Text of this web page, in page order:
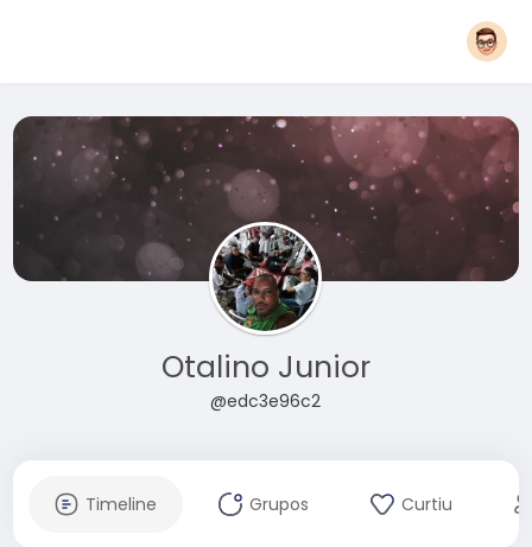
Otalino Junior
@edc3e96c2
Timeline Grupos Curtiu